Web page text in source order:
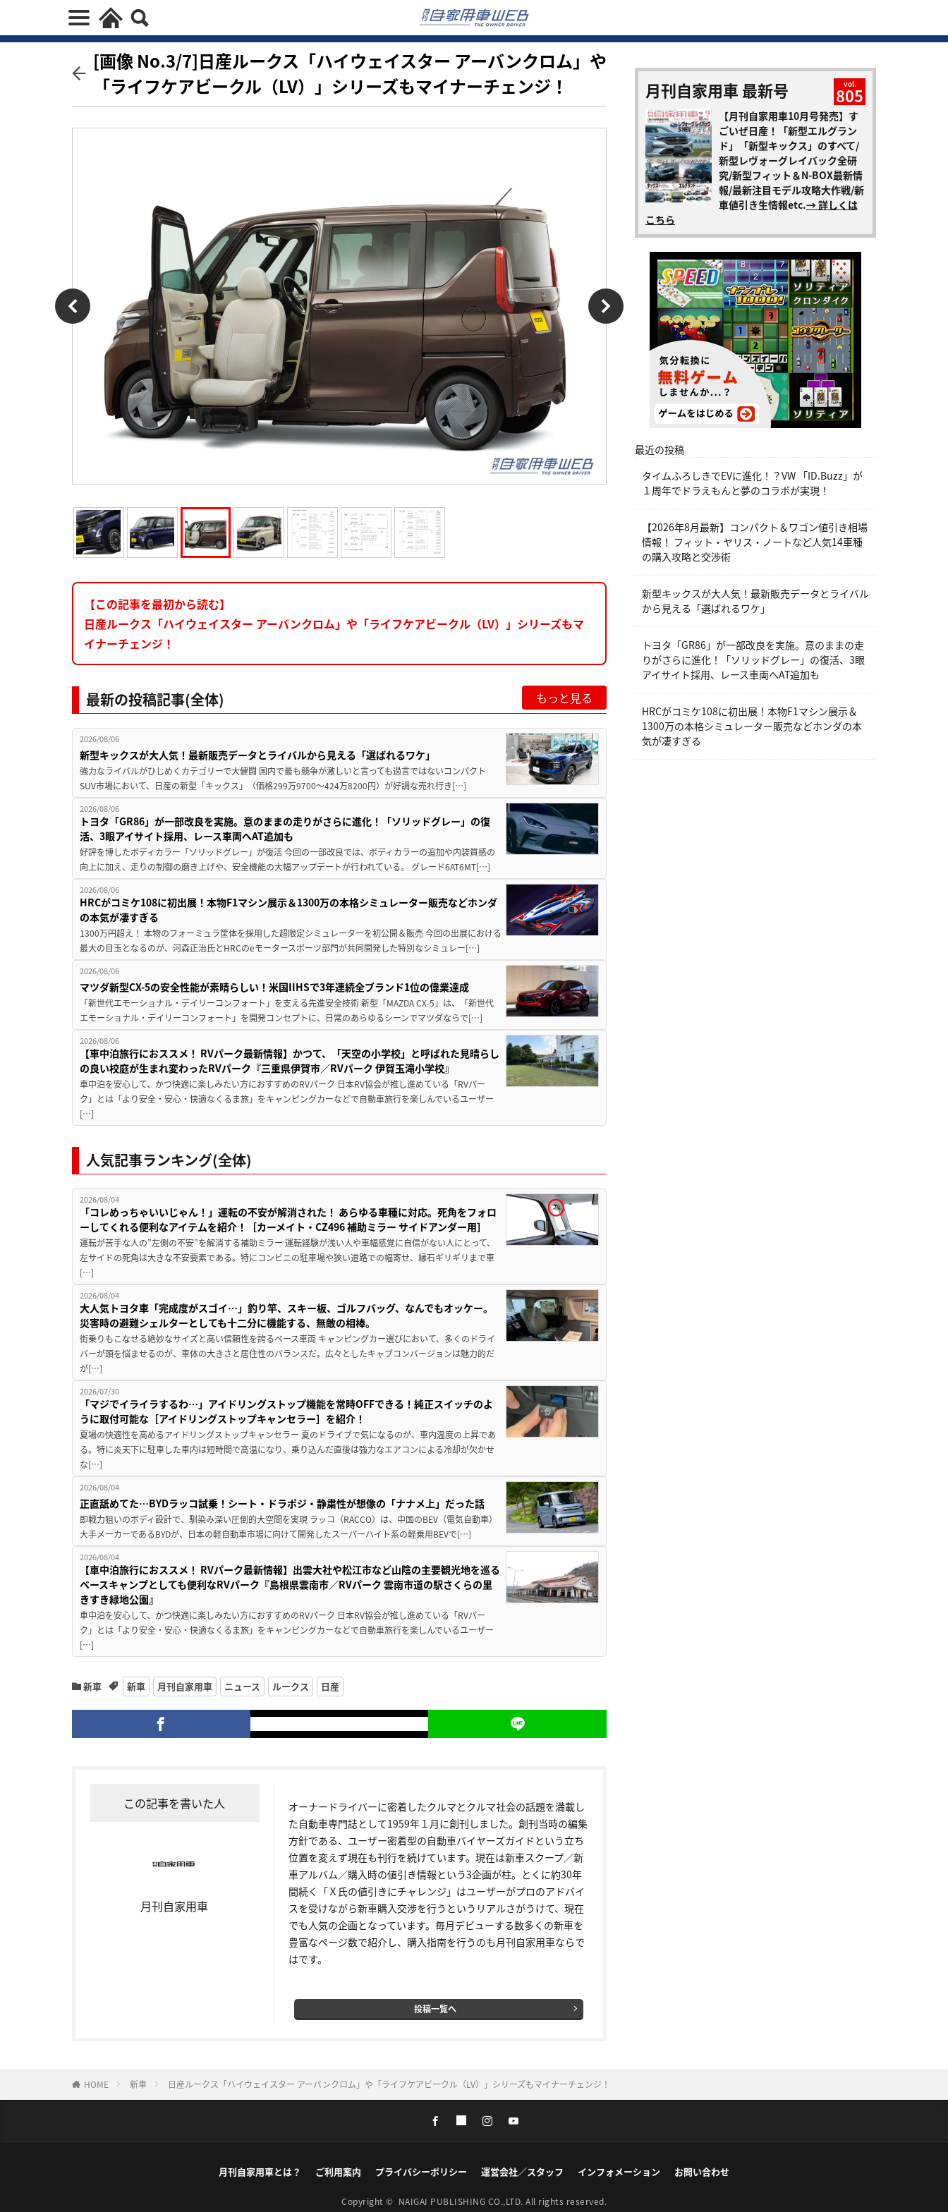
[画像 No.3/7]日産ルークス「ハイウェイスター アーバンクロム」や
「ライフケアビークル（LV）」シリーズもマイナーチェンジ！
【この記事を最初から読む】
日産ルークス「ハイウェイスター アーバンクロム」や「ライフケアビークル（LV）」シリーズもマ
イナーチェンジ！
最新の投稿記事(全体) もっと見る
2026/08/06
新型キックスが大人気！最新販売データとライバルから見える「選ばれるワケ」
強力なライバルがひしめくカテゴリーで大健闘 国内で最も競争が激しいと言っても過言ではないコンパクト
SUV市場において、日産の新型「キックス」（価格299万9700～424万8200円）が好調な売れ行き[…]
2026/08/06
トヨタ「GR86」が一部改良を実施。意のままの走りがさらに進化！「ソリッドグレー」の復
活、3眼アイサイト採用、レース車両へAT追加も
好評を博したボディカラー「ソリッドグレー」が復活 今回の一部改良では、ボディカラーの追加や内装質感の
向上に加え、走りの制御の磨き上げや、安全機能の大幅アップデートが行われている。 グレード6AT6MT[…]
2026/08/06
HRCがコミケ108に初出展！本物F1マシン展示＆1300万の本格シミュレーター販売などホンダ
の本気が凄すぎる
1300万円超え！ 本物のフォーミュラ筐体を採用した超限定シミュレーターを初公開＆販売 今回の出展における
最大の目玉となるのが、河森正治氏とHRCのeモータースポーツ部門が共同開発した特別なシミュレー[…]
2026/08/06
マツダ新型CX-5の安全性能が素晴らしい！米国IIHSで3年連続全ブランド1位の偉業達成
「新世代エモーショナル・デイリーコンフォート」を支える先進安全技術 新型「MAZDA CX-5」は、「新世代
エモーショナル・デイリーコンフォート」を開発コンセプトに、日常のあらゆるシーンでマツダならで[…]
2026/08/06
【車中泊旅行におススメ！ RVパーク最新情報】かつて、「天空の小学校」と呼ばれた見晴らし
の良い校庭が生まれ変わったRVパーク『三重県伊賀市／RVパーク 伊賀玉滝小学校』
車中泊を安心して、かつ快適に楽しみたい方におすすめのRVパーク 日本RV協会が推し進めている「RVパー
ク」とは「より安全・安心・快適なくるま旅」をキャンピングカーなどで自動車旅行を楽しんでいるユーザー
[…]
人気記事ランキング(全体)
2026/08/04
「コレめっちゃいいじゃん！」運転の不安が解消された！ あらゆる車種に対応。死角をフォロ
ーしてくれる便利なアイテムを紹介！［カーメイト・CZ496 補助ミラー サイドアンダー用］
運転が苦手な人の”左側の不安”を解消する補助ミラー 運転経験が浅い人や車幅感覚に自信がない人にとって、
左サイドの死角は大きな不安要素である。特にコンビニの駐車場や狭い道路での幅寄せ、縁石ギリギリまで車
[…]
2026/08/04
大人気トヨタ車「完成度がスゴイ…」釣り竿、スキー板、ゴルフバッグ、なんでもオッケー。
災害時の避難シェルターとしても十二分に機能する、無敵の相棒。
街乗りもこなせる絶妙なサイズと高い信頼性を誇るベース車両 キャンピングカー選びにおいて、多くのドライ
バーが頭を悩ませるのが、車体の大きさと居住性のバランスだ。広々としたキャブコンバージョンは魅力的だ
が[…]
2026/07/30
「マジでイライラするわ…」アイドリングストップ機能を常時OFFできる！純正スイッチのよ
うに取付可能な［アイドリングストップキャンセラー］を紹介！
夏場の快適性を高めるアイドリングストップキャンセラー 夏のドライブで気になるのが、車内温度の上昇であ
る。特に炎天下に駐車した車内は短時間で高温になり、乗り込んだ直後は強力なエアコンによる冷却が欠かせ
な[…]
2026/08/04
正直舐めてた…BYDラッコ試乗！シート・ドラポジ・静粛性が想像の「ナナメ上」だった話
即戦力狙いのボディ設計で、馴染み深い圧倒的大空間を実現 ラッコ（RACCO）は、中国のBEV（電気自動車）
大手メーカーであるBYDが、日本の軽自動車市場に向けて開発したスーパーハイト系の軽乗用BEVで[…]
2026/08/04
【車中泊旅行におススメ！ RVパーク最新情報】出雲大社や松江市など山陰の主要観光地を巡る
ベースキャンプとしても便利なRVパーク『島根県雲南市／RVパーク 雲南市道の駅さくらの里
きすき緑地公園』
車中泊を安心して、かつ快適に楽しみたい方におすすめのRVパーク 日本RV協会が推し進めている「RVパー
ク」とは「より安全・安心・快適なくるま旅」をキャンピングカーなどで自動車旅行を楽しんでいるユーザー
[…]
新車 新車 月刊自家用車 ニュース ルークス 日産
この記事を書いた人
月刊自家用車
オーナードライバーに密着したクルマとクルマ社会の話題を満載し
た自動車専門誌として1959年１月に創刊しました。創刊当時の編集
方針である、ユーザー密着型の自動車バイヤーズガイドという立ち
位置を変えず現在も刊行を続けています。現在は新車スクープ／新
車アルバム／購入時の値引き情報という3企画が柱。とくに約30年
間続く「Ｘ氏の値引きにチャレンジ」はユーザーがプロのアドバイ
スを受けながら新車購入交渉を行うというリアルさがうけて、現在
でも人気の企画となっています。毎月デビューする数多くの新車を
豊富なページ数で紹介し、購入指南を行うのも月刊自家用車ならで
はです。
投稿一覧へ
月刊自家用車 最新号 vol.
805
【月刊自家用車10月号発売】す
ごいぜ日産！「新型エルグラン
ド」「新型キックス」のすべて/
新型レヴォーグレイバック全研
究/新型フィット＆N-BOX最新情
報/最新注目モデル攻略大作戦/新
車値引き生情報etc.→ 詳しくは
こちら
最近の投稿
タイムふろしきでEVに進化！？VW 「ID.Buzz」が
１周年でドラえもんと夢のコラボが実現！
【2026年8月最新】コンパクト＆ワゴン値引き相場
情報！ フィット・ヤリス・ノートなど人気14車種
の購入攻略と交渉術
新型キックスが大人気！最新販売データとライバル
から見える「選ばれるワケ」
トヨタ「GR86」が一部改良を実施。意のままの走
りがさらに進化！「ソリッドグレー」の復活、3眼
アイサイト採用、レース車両へAT追加も
HRCがコミケ108に初出展！本物F1マシン展示＆
1300万の本格シミュレーター販売などホンダの本
気が凄すぎる
HOME 新車 日産ルークス「ハイウェイスター アーバンクロム」や「ライフケアビークル（LV）」シリーズもマイナーチェンジ！
月刊自家用車とは？ ご利用案内 プライバシーポリシー 運営会社／スタッフ インフォメーション お問い合わせ
Copyright © NAIGAI PUBLISHING CO.,LTD. All rights reserved.